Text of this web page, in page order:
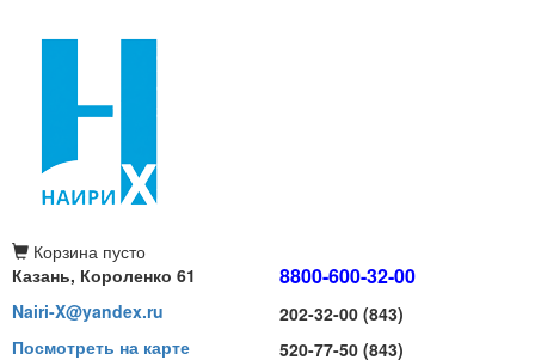
Корзина пусто
Казань, Короленко 61
Nairi-X@yandex.ru
Посмотреть на карте
8800-600-32-00
202-32-00 (843)
520-77-50 (843)